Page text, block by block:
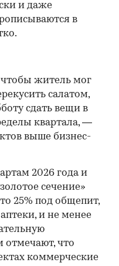
и даже
в
житель мог
салатом,
сдать вещи в
квартала, —
выше бизнес-
2026 года и
сечение»
25% под общепит,
и не менее
отмечают, что
коммерческие